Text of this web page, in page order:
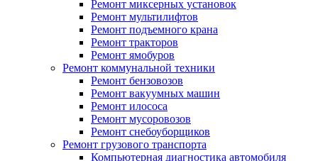
Ремонт миксерных установок
Ремонт мультилифтов
Ремонт подъемного крана
Ремонт тракторов
Ремонт ямобуров
Ремонт коммунальной техники
Ремонт бензовозов
Ремонт вакуумных машин
Ремонт илососа
Ремонт мусоровозов
Ремонт снебоуборщиков
Ремонт грузового транспорта
Компьютерная диагностика автомобиля